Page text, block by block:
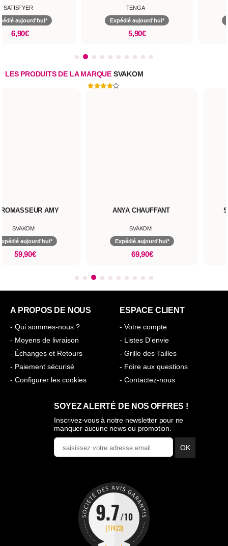
TENGA
Expédié aujourd'hui*
5,90€
LES PRODUITS DE LA MARQUE SVAKOM
AMY
SVAKOM
aujourd'hui*
59,90€
ANYA CHAUFFANT
SVAKOM
Expédié aujourd'hui*
69,90€
A PROPOS DE NOUS
- Qui sommes-nous ?
- Moyens de livraison
- Échanges et Retours
- Paiement sécurisé
- Configurer les cookies
ESPACE CLIENT
- Votre compte
- Listes D'envie
- Grille des Tailles
- Foire aux questions
- Contactez-nous
SOYEZ ALERTÉ DE NOS OFFRES !
Inscrivez-vous à notre newsletter pour ne
manquer aucune news ou promotion.
OK